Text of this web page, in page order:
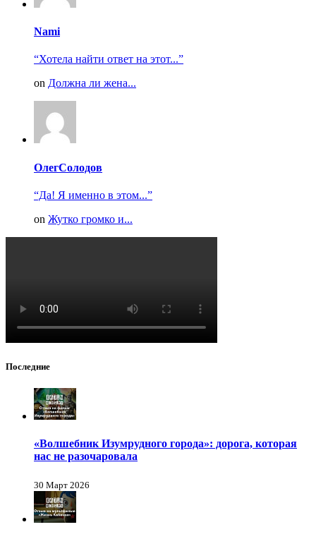
Nami
“Хотела найти ответ на этот...”
on Должна ли жена...
ОлегСолодов
“Да! Я именно в этом...”
on Жутко громко и...
Последние
«Волшебник Изумрудного города»: дорога, которая
нас не разочаровала
30 Март 2026